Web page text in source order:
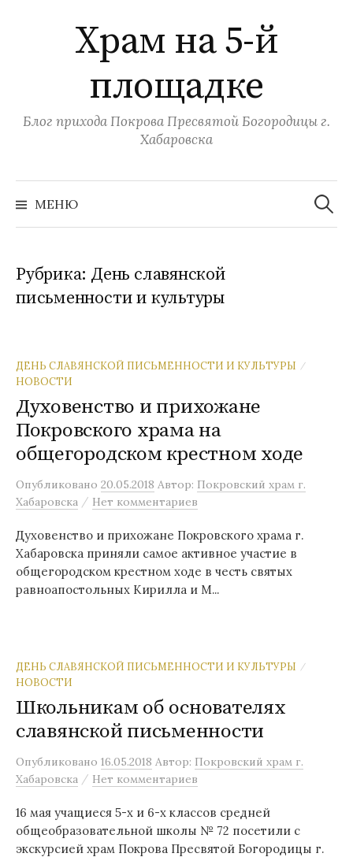
содержимомуХрам на 5-й
площадке
Блог прихода Покрова Пресвятой Богородицы г.
Хабаровска
МЕНЮ
Найти:
Рубрика: День славянской
письменности и культуры
ДЕНЬ СЛАВЯНСКОЙ ПИСЬМЕННОСТИ И КУЛЬТУРЫ /
НОВОСТИ
Духовенство и прихожане
Покровского храма на
общегородском крестном ходе
Опубликовано 20.05.2018 Автор: Покровский храм г.
Хабаровска / Нет комментариев
Духовенство и прихожане Покровского храма г.
Хабаровска приняли самое активное участие в
общегородском крестном ходе в честь святых
равноапостольных Кирилла и М...
ДЕНЬ СЛАВЯНСКОЙ ПИСЬМЕННОСТИ И КУЛЬТУРЫ /
НОВОСТИ
Школьникам об основателях
славянской письменности
Опубликовано 16.05.2018 Автор: Покровский храм г.
Хабаровска / Нет комментариев
16 мая учащиеся 5-х и 6-х классов средней
общеобразовательной школы № 72 посетили с
экскурсией храм Покрова Пресвятой Богородицы г.